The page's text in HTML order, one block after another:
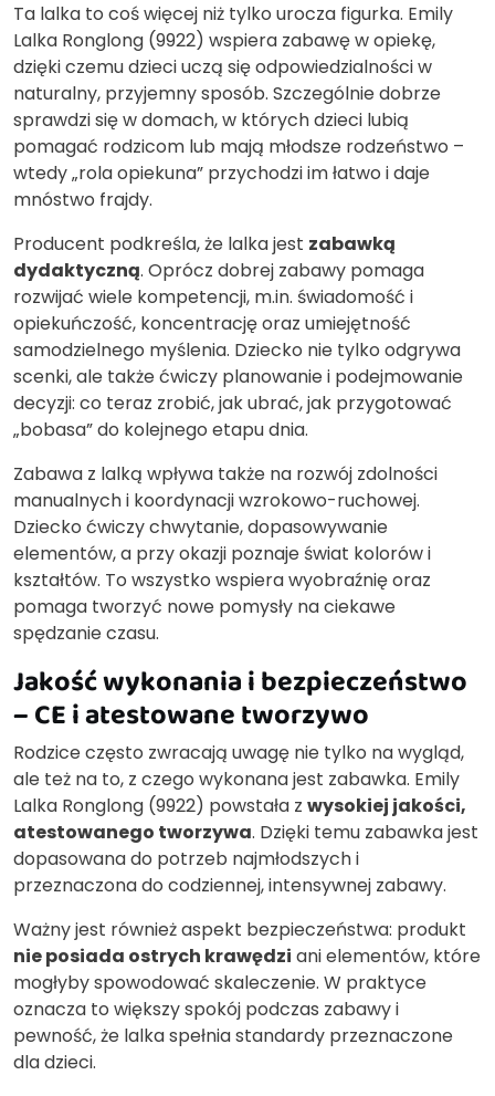
Ta lalka to coś więcej niż tylko urocza figurka. Emily
Lalka Ronglong (9922) wspiera zabawę w opiekę,
dzięki czemu dzieci uczą się odpowiedzialności w
naturalny, przyjemny sposób. Szczególnie dobrze
sprawdzi się w domach, w których dzieci lubią
pomagać rodzicom lub mają młodsze rodzeństwo –
wtedy „rola opiekuna” przychodzi im łatwo i daje
mnóstwo frajdy.
Producent podkreśla, że lalka jest zabawką
dydaktyczną. Oprócz dobrej zabawy pomaga
rozwijać wiele kompetencji, m.in. świadomość i
opiekuńczość, koncentrację oraz umiejętność
samodzielnego myślenia. Dziecko nie tylko odgrywa
scenki, ale także ćwiczy planowanie i podejmowanie
decyzji: co teraz zrobić, jak ubrać, jak przygotować
„bobasa” do kolejnego etapu dnia.
Zabawa z lalką wpływa także na rozwój zdolności
manualnych i koordynacji wzrokowo-ruchowej.
Dziecko ćwiczy chwytanie, dopasowywanie
elementów, a przy okazji poznaje świat kolorów i
kształtów. To wszystko wspiera wyobraźnię oraz
pomaga tworzyć nowe pomysły na ciekawe
spędzanie czasu.
Jakość wykonania i bezpieczeństwo
– CE i atestowane tworzywo
Rodzice często zwracają uwagę nie tylko na wygląd,
ale też na to, z czego wykonana jest zabawka. Emily
Lalka Ronglong (9922) powstała z wysokiej jakości,
atestowanego tworzywa. Dzięki temu zabawka jest
dopasowana do potrzeb najmłodszych i
przeznaczona do codziennej, intensywnej zabawy.
Ważny jest również aspekt bezpieczeństwa: produkt
nie posiada ostrych krawędzi ani elementów, które
mogłyby spowodować skaleczenie. W praktyce
oznacza to większy spokój podczas zabawy i
pewność, że lalka spełnia standardy przeznaczone
dla dzieci.